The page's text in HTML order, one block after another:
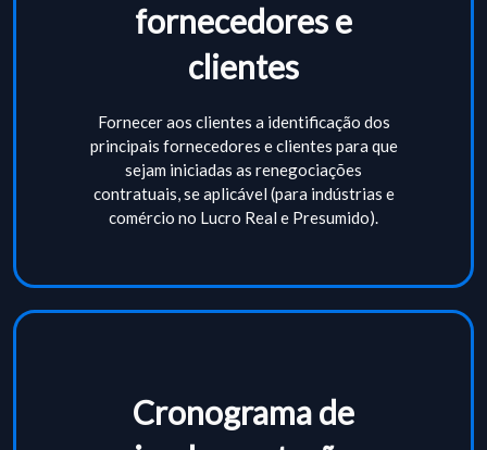
fornecedores e
clientes
Fornecer aos clientes a identificação dos
principais fornecedores e clientes para que
sejam iniciadas as renegociações
contratuais, se aplicável (para indústrias e
comércio no Lucro Real e Presumido).
Cronograma de